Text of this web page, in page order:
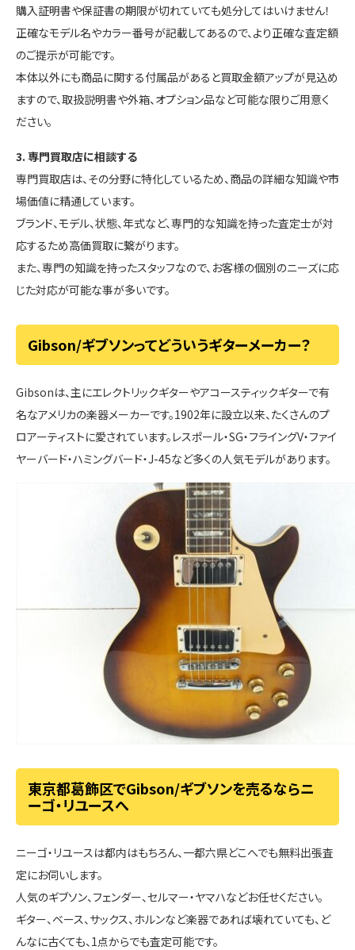
購入証明書や保証書の期限が切れていても処分してはいけません！
正確なモデル名やカラー番号が記載してあるので、より正確な査定額
のご提示が可能です。
本体以外にも商品に関する付属品があると買取金額アップが見込め
ますので、取扱説明書や外箱、オプション品など可能な限りご用意く
ださい。
3. 専門買取店に相談する
専門買取店は、その分野に特化しているため、商品の詳細な知識や市
場価値に精通しています。
ブランド、モデル、状態、年式など、専門的な知識を持った査定士が対
応するため高価買取に繋がります。
また、専門の知識を持ったスタッフなので、お客様の個別のニーズに応
じた対応が可能な事が多いです。
Gibson/ギブソンってどういうギターメーカー？
Gibsonは、主にエレクトリックギターやアコースティックギターで有
名なアメリカの楽器メーカーです。1902年に設立以来、たくさんのプ
ロアーティストに愛されています。レスポール・SG・フライングV・ファイ
ヤーバード・ハミングバード・J-45など多くの人気モデルがあります。
東京都葛飾区でGibson/ギブソンを売るならニ
ーゴ・リユースへ
ニーゴ・リユースは都内はもちろん、一都六県どこへでも無料出張査
定にお伺いします。
人気のギブソン、フェンダー、セルマー・ヤマハなどお任せください。
ギター、ベース、サックス、ホルンなど楽器であれば壊れていても、ど
んなに古くても、1点からでも査定可能です。